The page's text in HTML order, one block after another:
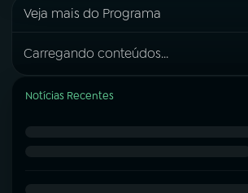
Veja mais do Programa
Carregando conteúdos...
Notícias Recentes